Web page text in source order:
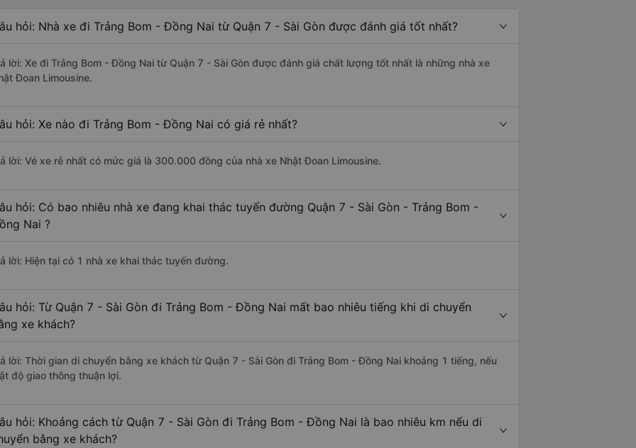
hỏi: Nhà xe đi Trảng Bom - Đồng Nai từ Quận 7 - Sài Gòn được đánh giá tốt nhất?
lời: Xe đi Trảng Bom - Đồng Nai từ Quận 7 - Sài Gòn được đánh giá chất lượng tốt nhất là những nhà xe
Đoan Limousine.
hỏi: Xe nào đi Trảng Bom - Đồng Nai có giá rẻ nhất?
lời: Vé xe rẻ nhất có mức giá là 300.000 đồng của nhà xe Nhật Đoan Limousine.
hỏi: Có bao nhiêu nhà xe đang khai thác tuyến đường Quận 7 - Sài Gòn - Trảng Bom -
Nai ?
lời: Hiện tại có 1 nhà xe khai thác tuyến đường.
hỏi: Từ Quận 7 - Sài Gòn đi Trảng Bom - Đồng Nai mất bao nhiêu tiếng khi di chuyển
xe khách?
lời: Thời gian di chuyển bằng xe khách từ Quận 7 - Sài Gòn đi Trảng Bom - Đồng Nai khoảng 1 tiếng, nếu
độ giao thông thuận lợi.
hỏi: Khoảng cách từ Quận 7 - Sài Gòn đi Trảng Bom - Đồng Nai là bao nhiêu km nếu di
bằng xe khách?